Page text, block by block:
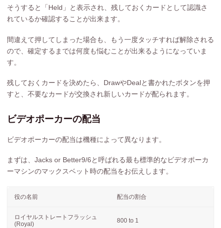
そうすると「Held」と表示され、残しておくカードとして認識さ
れているか確認することが出来ます。
間違えて押してしまった場合も、もう一度タッチすれば解除される
ので、確定するまでは何度も悩むことが出来るようになっていま
す。
残しておくカードを決めたら、DrawやDealと書かれたボタンを押
すと、不要なカードが交換され新しいカードが配られます。
ビデオポーカーの配当
ビデオポーカーの配当は機種によって異なります。
まずは、Jacks or Better9/6と呼ばれる最も標準的なビデオポーカ
ーマシンのマックスベット時の配当をお伝えします。
役の名前 配当の割合
ロイヤルストレートフラッシュ
(Royal)
800 to 1